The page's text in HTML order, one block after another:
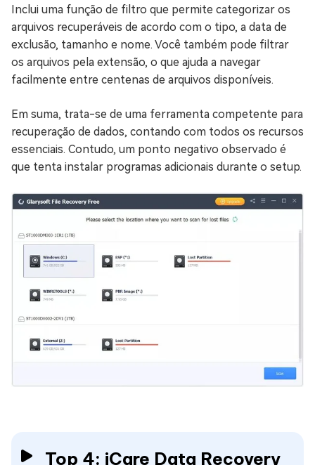
Inclui uma função de filtro que permite categorizar os
arquivos recuperáveis de acordo com o tipo, a data de
exclusão, tamanho e nome. Você também pode filtrar
os arquivos pela extensão, o que ajuda a navegar
facilmente entre centenas de arquivos disponíveis.
Em suma, trata-se de uma ferramenta competente para
recuperação de dados, contando com todos os recursos
essenciais. Contudo, um ponto negativo observado é
que tenta instalar programas adicionais durante o setup.
Top 4: iCare Data Recovery